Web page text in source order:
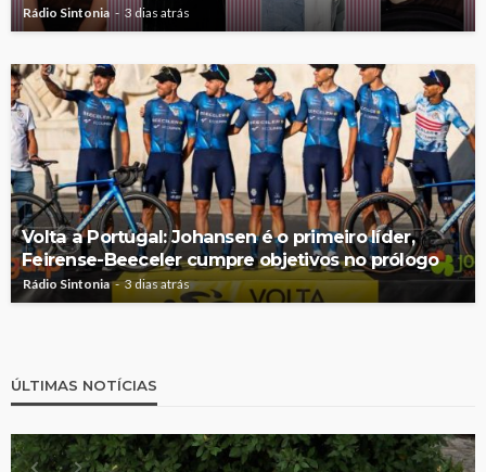
Rádio Sintonia 3 dias atrás
Volta a Portugal: Johansen é o primeiro líder,
Feirense-Beeceler cumpre objetivos no prólogo
Rádio Sintonia 3 dias atrás
ÚLTIMAS NOTÍCIAS